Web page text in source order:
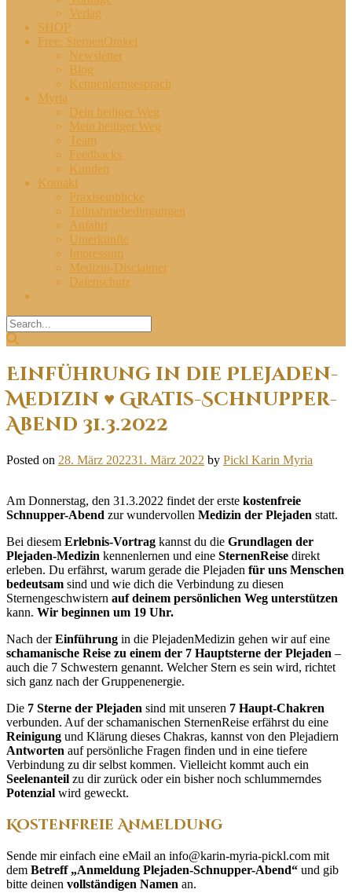
Verlag
SHOP
Free: SternenOrakel
Newsletter
Blog
Kennenlerngespräch
Myria
Dein heiliger Weg
Mein heiliger Weg
Team
Feedbacks
Kunden
Kontakt
Praxiseinblicke
Teilnahmebedingungen
Anfahrt
Unterkünfte
Impressum
Medizin-Disclaimer
Datenschutz
Einführung in die Plejaden-
Medizin ♥ Gratis-Schnupper-
Abend 31.3.2022
Posted on 28. März 202231. März 2022 by Pickl Karin Myria
Am Donnerstag, den 31.3.2022 findet der erste kostenfreie
Schnupper-Abend zur wundervollen Medizin der Plejaden statt.
Bei diesem Erlebnis-Vortrag kannst du die Grundlagen der
Plejaden-Medizin kennenlernen und eine SternenReise direkt
erleben. Du erfährst, warum gerade die Plejaden für uns Menschen
bedeutsam sind und wie dich die Verbindung zu diesen
Sternengeschwistern auf deinem persönlichen Weg unterstützen
kann. Wir beginnen um 19 Uhr.
Nach derEinführung in die PlejadenMedizin gehen wir auf eine
schamanische Reise zu einem der 7 Hauptsterne der Plejaden –
auch die 7 Schwestern genannt. Welcher Stern es sein wird, richtet
sich ganz nach der Gruppenenergie.
Die 7 Sterne der Plejaden sind mit unseren 7 Haupt-Chakren
verbunden. Auf der schamanischen SternenReise erfährst du eine
Reinigung und Klärung dieses Chakras, kannst von den Plejadiern
Antworten auf persönliche Fragen finden und in eine tiefere
Verbindung zu dir selbst kommen. Vielleicht kommt auch ein
Seelenanteil zu dir zurück oder ein bisher noch schlummerndes
Potenzial wird geweckt.
Kostenfreie Anmeldung
Sende mir einfach eine eMail an info@karin-myria-pickl.com mit
dem Betreff „Anmeldung Plejaden-Schnupper-Abend“ und gib
bitte deinen vollständigen Namen an.